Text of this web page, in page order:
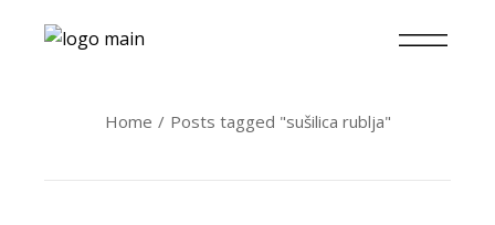
Home Posts tagged "sušilica rublja"